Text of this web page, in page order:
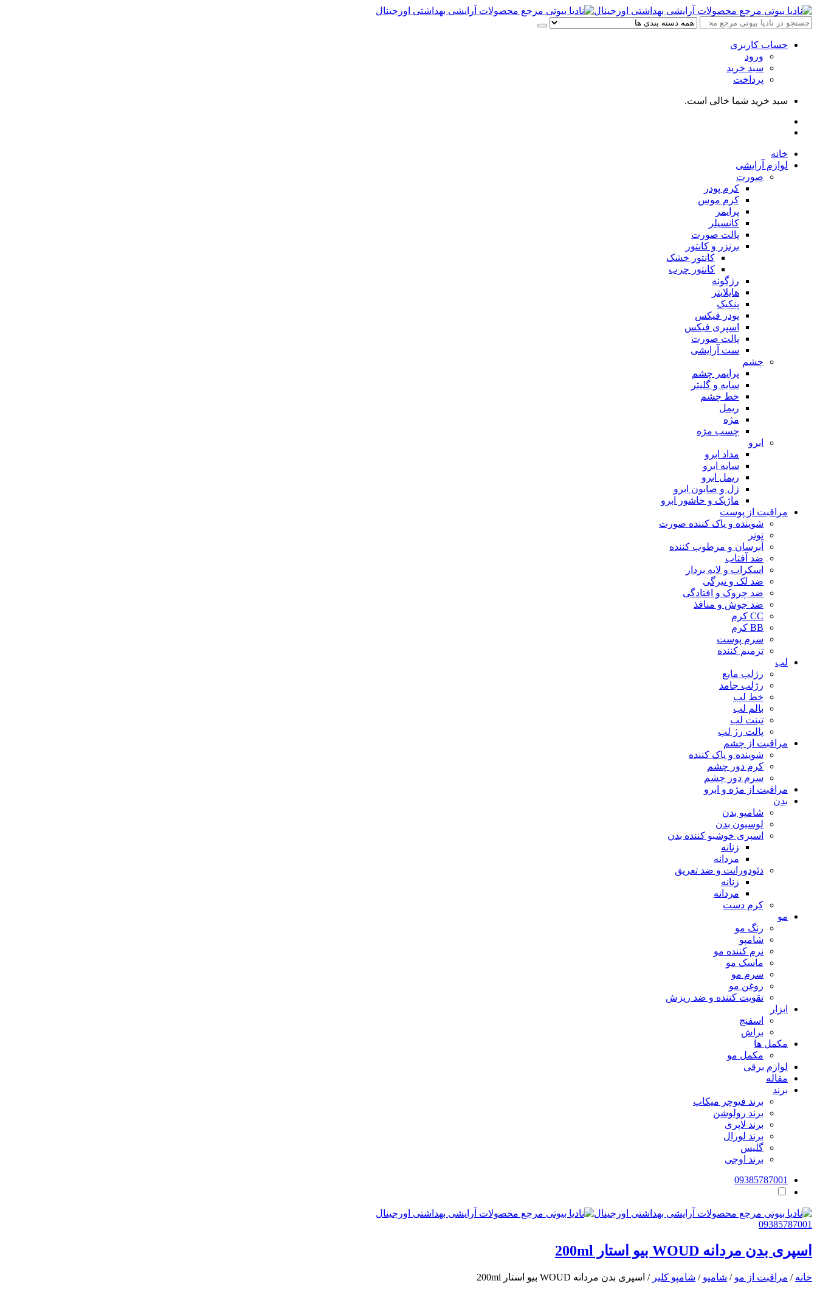
حساب کاربری
ورود
سبد خرید
پرداخت
سبد خرید شما خالی است.
خانه
لوازم آرایشی
صورت
کرم پودر
کرم موس
پرایمر
کانسیلر
پالت صورت
برنزر و کانتور
کانتور خشک
کانتور چرب
رژگونه
هایلایتر
پنکیک
پودر فیکس
اسپری فیکس
پالت صورت
ست آرایشی
چشم
پرایمر چشم
سایه و گلیتر
خط چشم
ریمل
مژه
چسب مژه
ابرو
مداد ابرو
سایه ابرو
ریمل ابرو
ژل و صابون ابرو
ماژیک و حاشور ابرو
مراقبت از پوست
شوینده و پاک کننده صورت
تونر
آبرسان و مرطوب کننده
ضد آفتاب
اسکراب و لایه بردار
ضد لک و تیرگی
ضد چروک و افتادگی
ضد جوش و منافذ
CC کرم
BB کرم
سرم پوست
ترمیم کننده
لب
رژلب مایع
رژلب جامد
خط لب
بالم لب
تینت لب
پالت رژ لب
مراقبت از چشم
شوینده و پاک کننده
کرم دور چشم
سرم دور چشم
مراقبت از مژه و ابرو
بدن
شامپو بدن
لوسیون بدن
اسپری خوشبو کننده بدن
زنانه
مردانه
دئودورانت و ضد تعریق
زنانه
مردانه
کرم دست
مو
رنگ مو
شامپو
نرم کننده مو
ماسک مو
سرم مو
روغن مو
تقویت کننده و ضد ریزش
ابزار
اسفنج
براش
مکمل ها
مکمل مو
لوازم برقی
مقاله
برند
برند فیوچر میکاپ
برند رولوشن
برند لاپری
برند لورال
گلیس
برند اوجی
09385787001
09385787001
اسپری بدن مردانه WOUD بیو استار 200ml
خانه / مراقبت از مو / شامپو / شامپو کلیر / اسپری بدن مردانه WOUD بیو استار 200ml